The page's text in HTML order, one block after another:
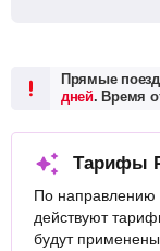
Прямые
дней. Время
Тарифы
По направлению
действуют
будут